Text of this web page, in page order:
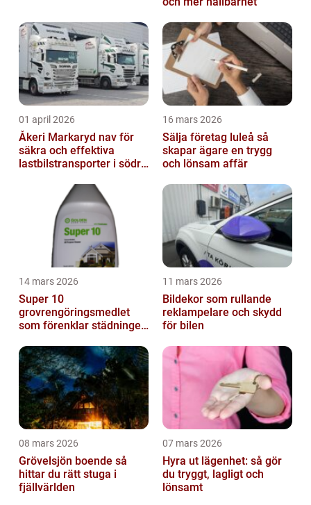
01 april 2026
Åkeri Markaryd nav för
säkra och effektiva
lastbilstransporter i södra
16 mars 2026
Sälja företag luleå så
skapar ägare en trygg
och lönsam affär
14 mars 2026
Super 10
grovrengöringsmedlet
som förenklar städningen
11 mars 2026
Bildekor som rullande
reklampelare och skydd
för bilen
08 mars 2026
Grövelsjön boende så
hittar du rätt stuga i
fjällvärlden
07 mars 2026
Hyra ut lägenhet: så gör
du tryggt, lagligt och
lönsamt